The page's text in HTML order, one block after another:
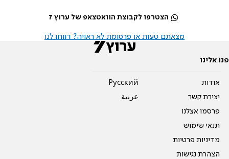
הצטרפו לקבוצת הוואטצאפ של ערוץ 7
מצאתם טעות או פרסומת לא ראויה? דווחו לנו
פנו אלינו
אודות
יצירת קשר
פרסמו אצלנו
תנאי שימוש
מדיניות פרטיות
הצהרת נגישות
Pусский
عربية